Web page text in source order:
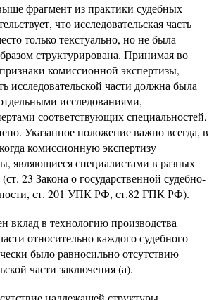
фрагмент из практики судебных
что исследовательская часть
только текстуально, но не была
структурирована. Принимая во
комиссионной экспертизы,
исследовательской части должна была
исследованиями,
соответствующих специальностей,
Указанное положение важно всегда, в
комиссионную экспертизу
являющиеся специалистами в разных
23 Закона о государственной судебно-
ст. 201 УПК РФ, ст.82 ГПК РФ).
вклад в технологию производства
относительно каждого судебного
было равносильно отсутствию
части заключения (а).